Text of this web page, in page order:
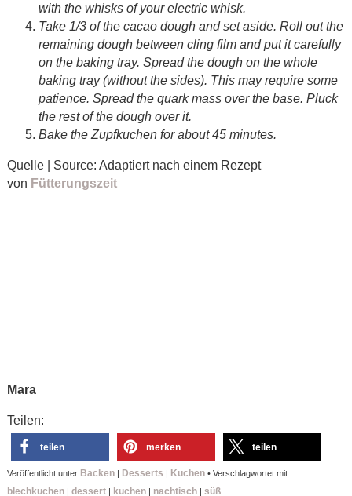
with the whisks of your electric whisk.
Take 1/3 of the cacao dough and set aside. Roll out the
remaining dough between cling film and put it carefully
on the baking tray. Spread the dough on the whole
baking tray (without the sides). This may require some
patience. Spread the quark mass over the base. Pluck
the rest of the dough over it.
Bake the Zupfkuchen for about 45 minutes.
Quelle | Source: Adaptiert nach einem Rezept
von Fütterungszeit
Mara
Teilen:
teilen merken teilen
Veröffentlicht unter Backen| Desserts | Kuchen• Verschlagwortet mit
blechkuchen| dessert| kuchen| nachtisch| süß